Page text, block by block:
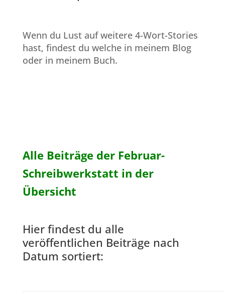
Wenn du Lust auf weitere 4-Wort-Stories
hast, findest du welche in meinem Blog
oder in meinem Buch.
Alle Beiträge der Februar-
Schreibwerkstatt in der
Übersicht
Hier findest du alle
veröffentlichen Beiträge nach
Datum sortiert: